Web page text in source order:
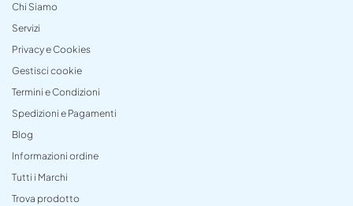
Chi Siamo
Servizi
Privacy e Cookies
Gestisci cookie
Termini e Condizioni
Spedizioni e Pagamenti
Blog
Informazioni ordine
Tutti i Marchi
Trova prodotto